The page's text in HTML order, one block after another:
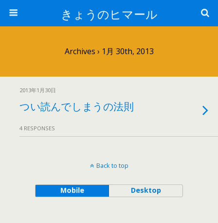
きょうのヒマール
Archives › 1月 30th, 2013
2013年1月30日
つい読んでしまうの法則
4 RESPONSES
Back to top
Mobile Desktop